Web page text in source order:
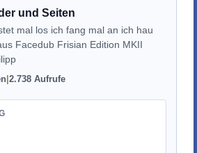
und Seiten
mal los ich fang mal an ich hau
Facedub Frisian Edition MKII
2.738 Aufrufe